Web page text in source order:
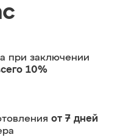
при заключении
10%
от 7 дней